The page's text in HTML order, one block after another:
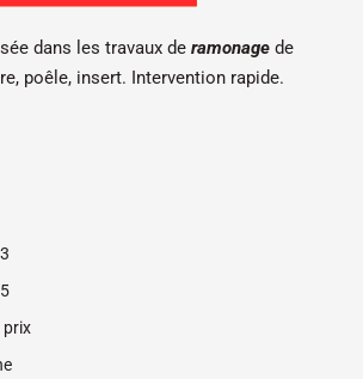
dans les travaux de ramonage de
poêle, insert. Intervention rapide.
prix